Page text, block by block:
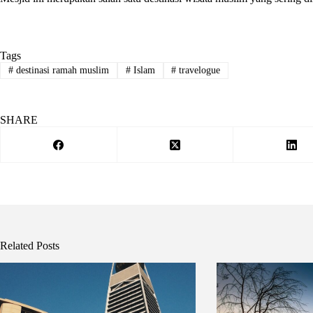
Tags
#destinasi ramah muslim #Islam # travelogue
SHARE
Related Posts